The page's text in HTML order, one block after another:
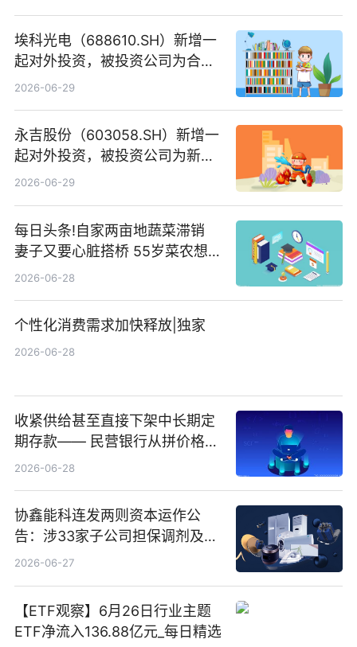
埃科光电（688610.SH）新增一
起对外投资，被投资公司为合肥
元随信息技术有限公司
2026-06-29
永吉股份（603058.SH）新增一
起对外投资，被投资公司为新绘
纪（重庆）科技有限公司
2026-06-29
每日头条!自家两亩地蔬菜滞销
妻子又要心脏搭桥 55岁菜农想
多卖点菜筹治病钱
2026-06-28
个性化消费需求加快释放|独家
2026-06-28
收紧供给甚至直接下架中长期定
期存款—— 民营银行从拼价格转
向拼服务
2026-06-28
协鑫能科连发两则资本运作公
告：涉33家子公司担保调剂及10
亿元产业基金设立
2026-06-27
【ETF观察】6月26日行业主题
ETF净流入136.88亿元_每日精选